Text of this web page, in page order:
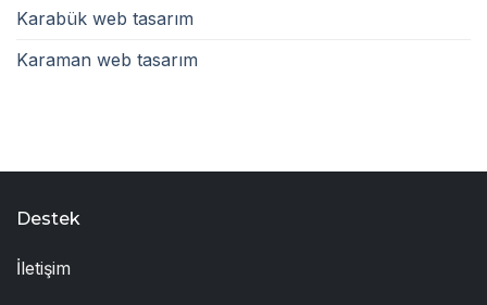
Karabük web tasarım
Karaman web tasarım
Destek
İletişim